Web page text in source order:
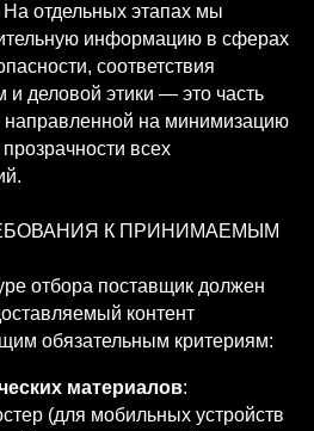
отдельных этапах мы
информацию в сферах
соответствия
и деловой этики — это часть
направленной на минимизацию
всех
К ПРИНИМАЕМЫМ
отбора поставщик должен
контент
обязательным критериям:
материалов:
(для мобильных устройств